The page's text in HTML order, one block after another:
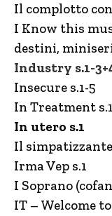
Il complotto
I Know this
destini,
Industry s.1-
Insecure s.1-5
In Treatment
In utero s.1
Il
Irma Vep s.1
I Soprano
IT – Welcome